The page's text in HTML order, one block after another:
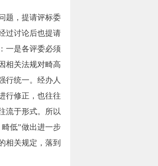
题，提请评标委
过讨论后也提请
一是各评委必须
相关法规对畸高
行统一。经办人
行修正，也往往
流于形式。所以
低”做出进一步
相关规定，落到